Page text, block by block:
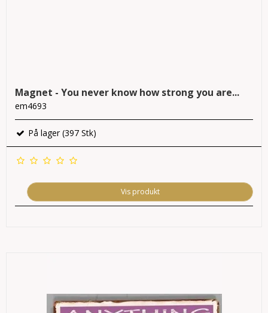
Magnet - You never know how strong you are...
em4693
På lager (397 Stk)
Vis produkt